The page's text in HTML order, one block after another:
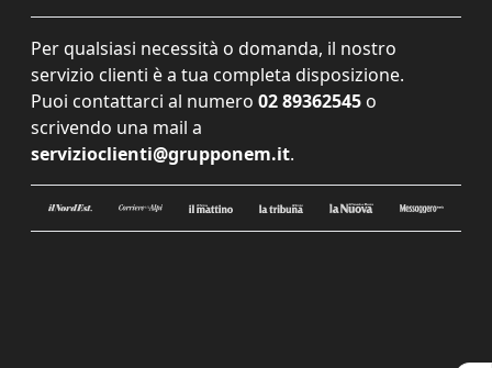
Per qualsiasi necessità o domanda, il nostro
servizio clienti è a tua completa disposizione.
Puoi contattarci al numero 02 89362545 o
scrivendo una mail a
servizioclienti@grupponem.it.